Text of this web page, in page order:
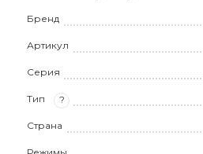
Бренд
Артикул
Серия
Тип ?
Страна